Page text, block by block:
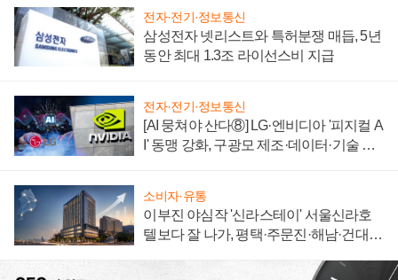
전자·전기·정보통신
삼성전자 넷리스트와 특허분쟁 매듭, 5년
동안 최대 1.3조 라이선스비 지급
전자·전기·정보통신
[AI 뭉쳐야 산다⑧] LG·엔비디아 '피지컬 A
I' 동맹 강화, 구광모 제조·데이터·기술 결
소비자·유통
이부진 야심작 '신라스테이' 서울신라호
텔보다 잘 나가, 평택·주문진·해남·건대로